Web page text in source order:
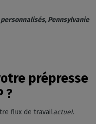
Pennsylvanie
prépresse
?
flux de travailactuel.